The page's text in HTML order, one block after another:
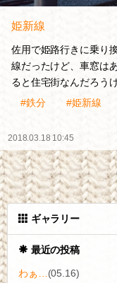
姫新線
佐用で姫路行きに乗り
線だったけど、車窓は
ると住宅街なんだろう
#鉄分
#姫新線
2018.03.18 10:45
ギャラリー
最近の投稿
わぁ… (05.16)